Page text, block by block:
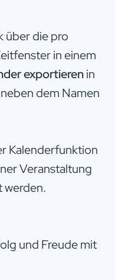
über die pro
in einem
exportierenin
dem Namen
Kalenderfunktion
Veranstaltung
werden.
und Freude mit